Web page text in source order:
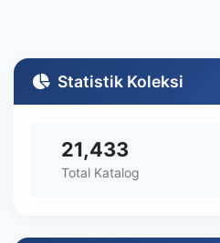
Statistik Koleksi
21,433
Total Katalog